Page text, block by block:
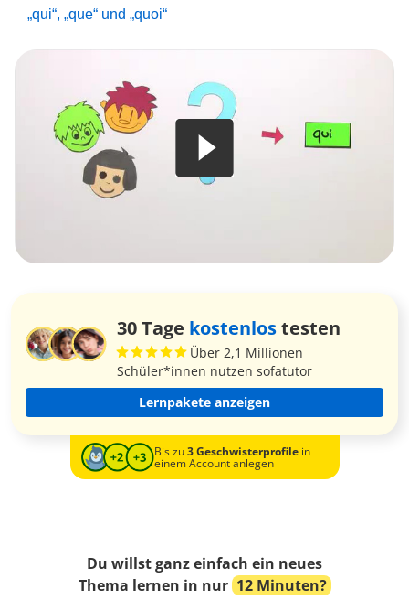
„qui“, „que“ und „quoi“
30 Tage kostenlostesten
Über 2,1 Millionen
Schüler*innen nutzen sofatutor
Lernpakete anzeigen
Bis zu3 Geschwisterprofilein
einem Account anlegen
Du willst ganz einfach ein neues
Thema lernen in nur 12 Minuten?